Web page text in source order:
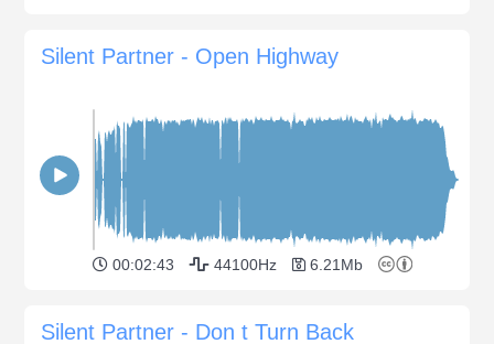
Silent Partner - Open Highway
00:02:43 44100Hz 6.21Mb
Silent Partner - Don t Turn Back